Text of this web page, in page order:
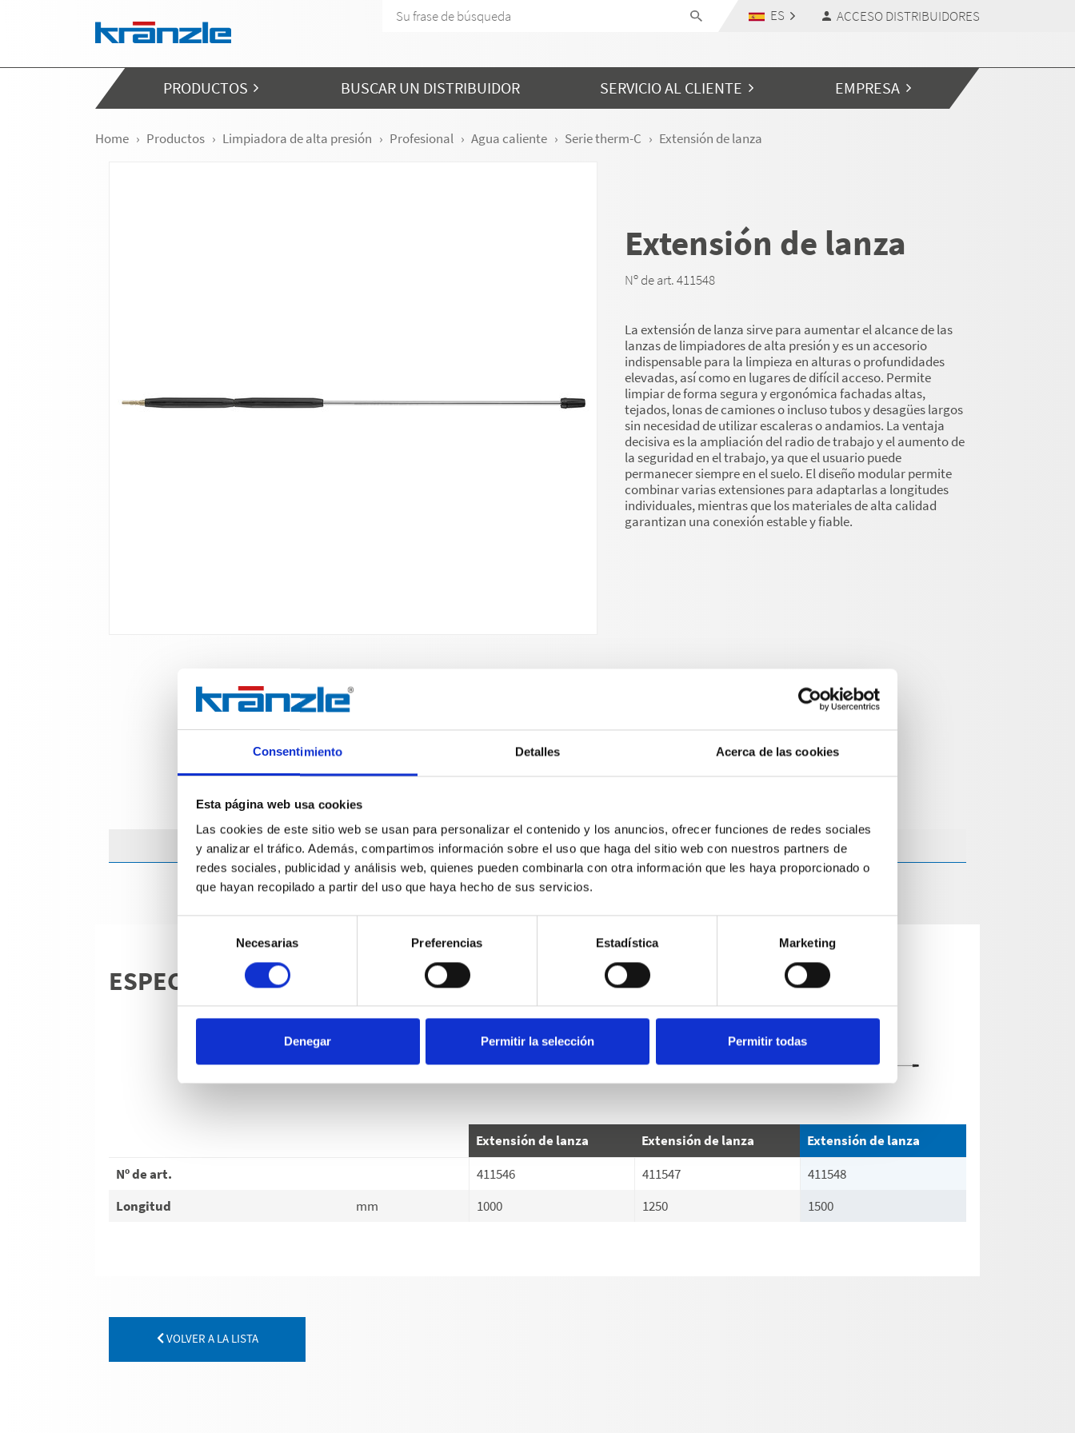
Consentimiento Detalles Acerca de las cookies
Esta página web usa cookies
Las cookies de este sitio web se usan para personalizar el contenido y los anuncios, ofrecer funciones de redes sociales
y analizar el tráfico. Además, compartimos información sobre el uso que haga del sitio web con nuestros partners de
redes sociales, publicidad y análisis web, quienes pueden combinarla con otra información que les haya proporcionado o
que hayan recopilado a partir del uso que haya hecho de sus servicios.
consentimiento
Necesarias Preferencias Estadística Marketing
Denegar Permitir la selección Permitir todas
ES ACCESO DISTRIBUIDORES
PRODUCTOS BUSCAR UN DISTRIBUIDOR SERVICIO AL CLIENTE EMPRESA
Home Productos Limpiadora de alta presión Profesional Agua caliente Serie therm-C Extensión de lanza
Extensión de lanza
Nº de art. 411548
La extensión de lanza sirve para aumentar el alcance de las
lanzas de limpiadores de alta presión y es un accesorio
indispensable para la limpieza en alturas o profundidades
elevadas, así como en lugares de difícil acceso. Permite
limpiar de forma segura y ergonómica fachadas altas,
tejados, lonas de camiones o incluso tubos y desagües largos
sin necesidad de utilizar escaleras o andamios. La ventaja
decisiva es la ampliación del radio de trabajo y el aumento de
la seguridad en el trabajo, ya que el usuario puede
permanecer siempre en el suelo. El diseño modular permite
combinar varias extensiones para adaptarlas a longitudes
individuales, mientras que los materiales de alta calidad
garantizan una conexión estable y fiable.
Especificaciones técnicas
ESPECIFICACIONES TÉCNICAS
Extensión de lanza Extensión de lanza
Extensión de lanza
Nº de art.
411546 411547
411548
Longitud
mm 1000 1250 1500
VOLVER A LA LISTA